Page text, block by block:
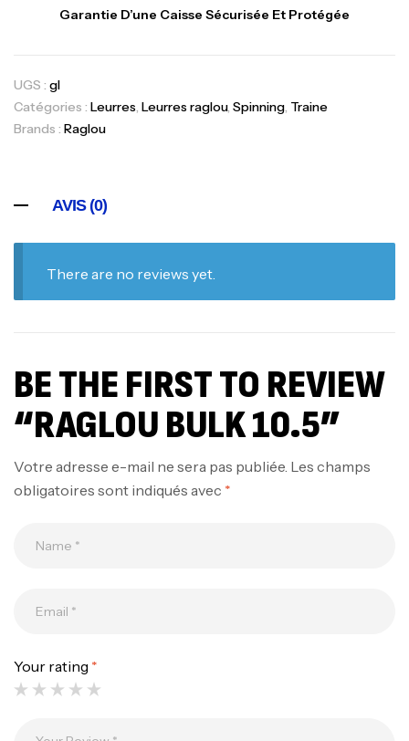
Garantie D’une Caisse Sécurisée Et Protégée
UGS : gl
Catégories : Leurres, Leurres raglou, Spinning, Traine
Brands : Raglou
AVIS (0)
There are no reviews yet.
BE THE FIRST TO REVIEW
“RAGLOU BULK 10.5”
Votre adresse e-mail ne sera pas publiée. Les champs
obligatoires sont indiqués avec *
Your rating *
1.83m 120/250gr 30kg